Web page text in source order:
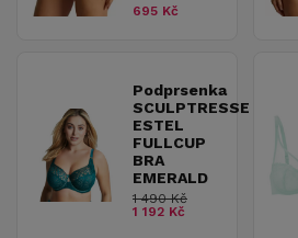
695 Kč
Podprsenka
SCULPTRESSE
ESTEL
FULLCUP
BRA
EMERALD
1 490 Kč
1 192 Kč